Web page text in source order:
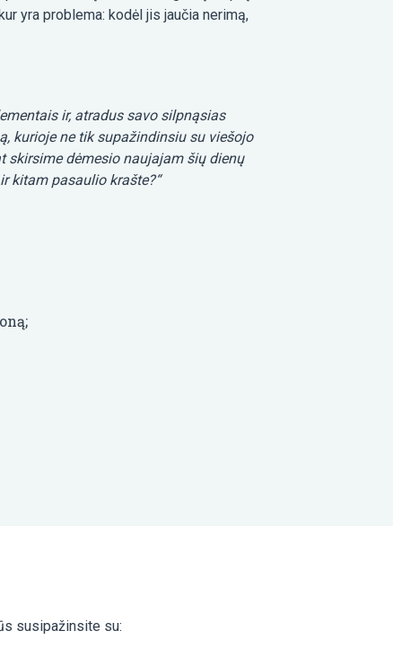
yra problema: kodėl jis jaučia nerimą,
ir, atradus savo silpnąsias
kurioje ne tik supažindinsiu su viešojo
skirsime dėmesio naujajam šių dienų
kitam pasaulio krašte?“
susipažinsite su: